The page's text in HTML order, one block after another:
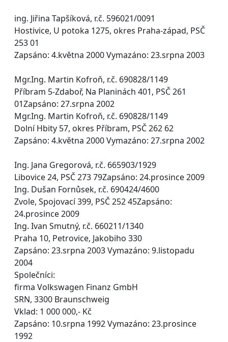
ing. Jiřina Tapšíková, r.č. 596021/0091
Hostivice, U potoka 1275, okres Praha-západ, PSČ
253 01
Zapsáno: 4.května 2000 Vymazáno: 23.srpna 2003
Mgr.Ing. Martin Kofroň, r.č. 690828/1149
Příbram 5-Zdaboř, Na Planinách 401, PSČ 261
01Zapsáno: 27.srpna 2002
Mgr.Ing. Martin Kofroň, r.č. 690828/1149
Dolní Hbity 57, okres Příbram, PSČ 262 62
Zapsáno: 4.května 2000 Vymazáno: 27.srpna 2002
Ing. Jana Gregorová, r.č. 665903/1929
Libovice 24, PSČ 273 79Zapsáno: 24.prosince 2009
Ing. Dušan Fornůsek, r.č. 690424/4600
Zvole, Spojovací 399, PSČ 252 45Zapsáno:
24.prosince 2009
Ing. Ivan Smutný, r.č. 660211/1340
Praha 10, Petrovice, Jakobiho 330
Zapsáno: 23.srpna 2003 Vymazáno: 9.listopadu
2004
Společníci:
firma Volkswagen Finanz GmbH
SRN, 3300 Braunschweig
Vklad: 1 000 000,- Kč
Zapsáno: 10.srpna 1992 Vymazáno: 23.prosince
1992